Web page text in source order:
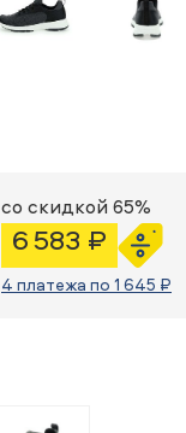
со скидкой 65%
6 583 ₽
4 платежа по 1 645 ₽